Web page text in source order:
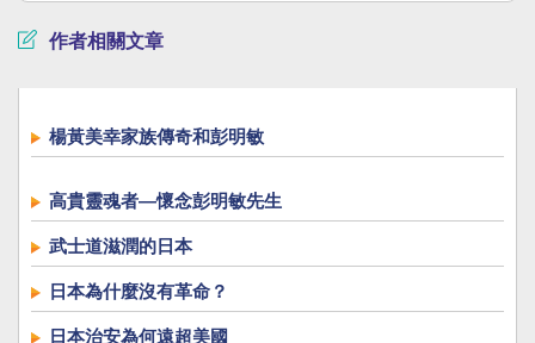
作者相關文章
楊黃美幸家族傳奇和彭明敏
高貴靈魂者—懷念彭明敏先生
武士道滋潤的日本
日本為什麼沒有革命？
日本治安為何遠超美國